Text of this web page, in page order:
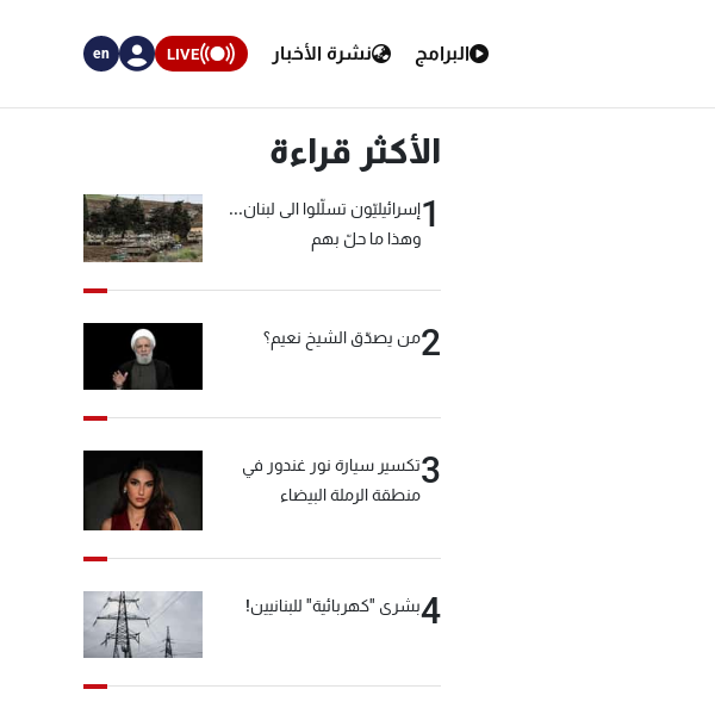
البرامج نشرة الأخبار LIVE
en
الأكثر قراءة
1إسرائيليّون تسلّلوا الى لبنان...
وهذا ما حلّ بهم
2من يصدّق الشيخ نعيم؟
3تكسير سيارة نور غندور في
منطقة الرملة البيضاء
4بشرى "كهربائية" للبنانيين!